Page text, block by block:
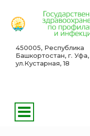
450005, Республика
Башкортостан, г. Уфа,
ул.Кустарная, 18